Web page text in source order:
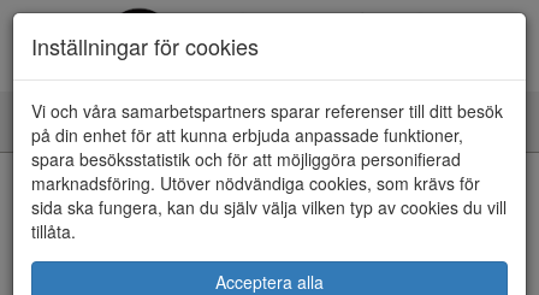
Toggle
navigation
HEM
Kunde inte hitta några artiklar...
ÅNGRA KÖP
Inställningar för cookies
Vi och våra samarbetspartners sparar referenser till ditt besök
på din enhet för att kunna erbjuda anpassade funktioner,
spara besöksstatistik och för att möjliggöra personifierad
marknadsföring. Utöver nödvändiga cookies, som krävs för
sida ska fungera, kan du själv välja vilken typ av cookies du vill
tillåta.
Acceptera alla